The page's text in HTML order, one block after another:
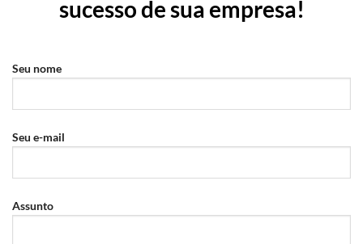
sucesso de sua empresa!
Seu nome
Seu e-mail
Assunto